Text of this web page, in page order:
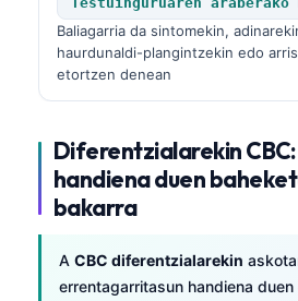
Baliagarria da sintomekin,
haurdunaldi-plangintzekin edo
etortzen denean
Diferentzialarekin
handiena duen
bakarra
A CBC diferentzialarekin
errentagarritasun handiena